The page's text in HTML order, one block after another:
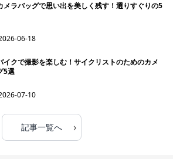
メラバッグで思い出を美しく残す！選りすぐりの5
06-18
イクで撮影を楽しむ！サイクリストのためのカメ
5選
07-10
記事一覧へ ›